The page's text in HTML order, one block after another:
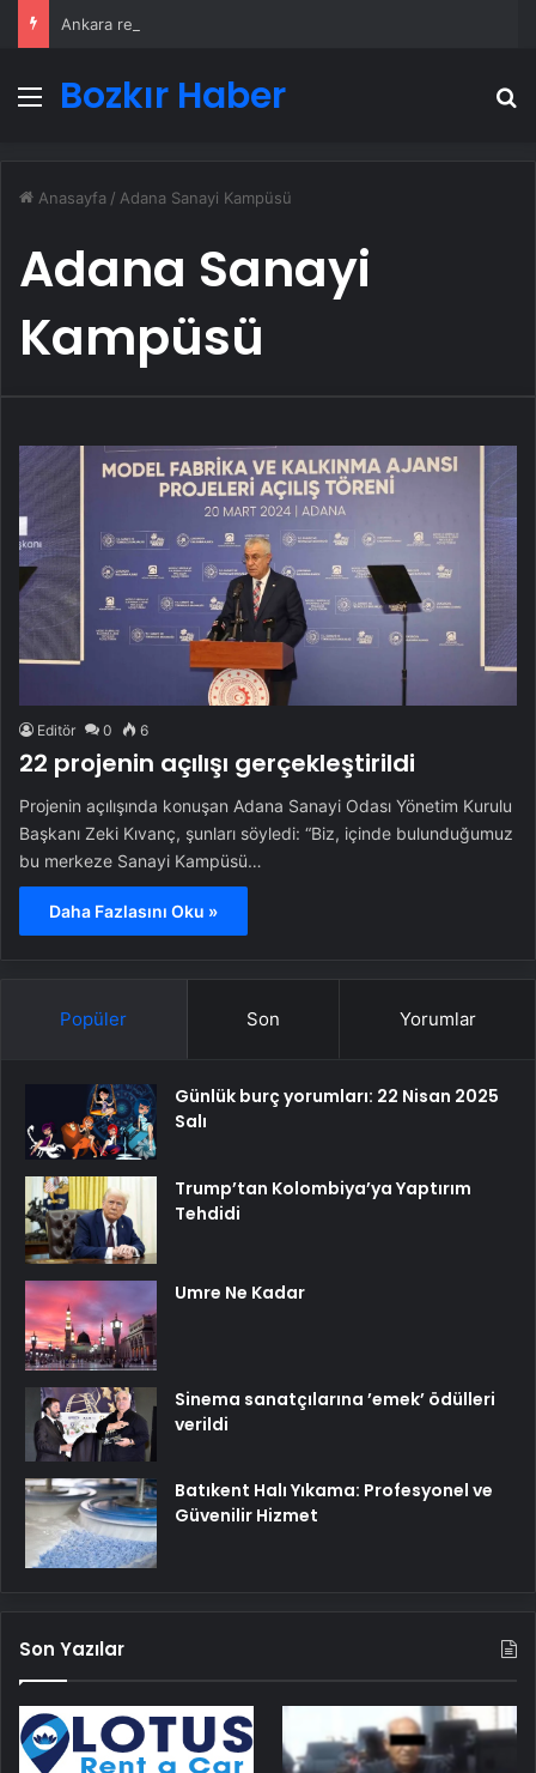
Ankara rent a car
Menü
Bozkır Haber
Anasayfa / Adana Sanayi Kampüsü
Adana Sanayi
Kampüsü
Editör 0 6
22 projenin açılışı gerçekleştirildi
Projenin açılışında konuşan Adana Sanayi Odası Yönetim Kurulu
Başkanı Zeki Kıvanç, şunları söyledi: “Biz, içinde bulunduğumuz
bu merkeze Sanayi Kampüsü…
Daha Fazlasını Oku »
Popüler Son Yorumlar
Günlük burç yorumları: 22 Nisan 2025
Salı
Trump’tan Kolombiya’ya Yaptırım
Tehdidi
Umre Ne Kadar
Sinema sanatçılarına ’emek’ ödülleri
verildi
Batıkent Halı Yıkama: Profesyonel ve
Güvenilir Hizmet
Son Yazılar